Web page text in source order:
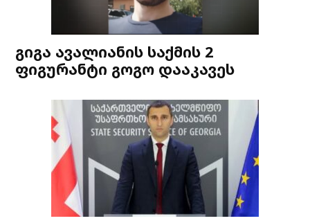
გიგა ავალიანის საქმის 2
ფიგურანტი გოგო დააკავეს